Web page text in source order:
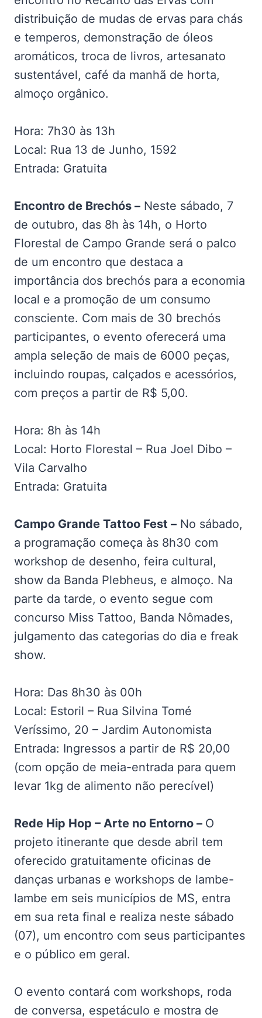
distribuição de mudas de ervas para chás
e temperos, demonstração de óleos
aromáticos, troca de livros, artesanato
sustentável, café da manhã de horta,
almoço orgânico.
Hora: 7h30 às 13h
Local: Rua 13 de Junho, 1592
Entrada: Gratuita
Encontro de Brechós – Neste sábado, 7
de outubro, das 8h às 14h, o Horto
Florestal de Campo Grande será o palco
de um encontro que destaca a
importância dos brechós para a economia
local e a promoção de um consumo
consciente. Com mais de 30 brechós
participantes, o evento oferecerá uma
ampla seleção de mais de 6000 peças,
incluindo roupas, calçados e acessórios,
com preços a partir de R$ 5,00.
Hora: 8h às 14h
Local: Horto Florestal – Rua Joel Dibo –
Vila Carvalho
Entrada: Gratuita
Campo Grande Tattoo Fest – No sábado,
a programação começa às 8h30 com
workshop de desenho, feira cultural,
show da Banda Plebheus, e almoço. Na
parte da tarde, o evento segue com
concurso Miss Tattoo, Banda Nômades,
julgamento das categorias do dia e freak
show.
Hora: Das 8h30 às 00h
Local: Estoril – Rua Silvina Tomé
Veríssimo, 20 – Jardim Autonomista
Entrada: Ingressos a partir de R$ 20,00
(com opção de meia-entrada para quem
levar 1kg de alimento não perecível)
Rede Hip Hop – Arte no Entorno – O
projeto itinerante que desde abril tem
oferecido gratuitamente oficinas de
danças urbanas e workshops de lambe-
lambe em seis municípios de MS, entra
em sua reta final e realiza neste sábado
(07), um encontro com seus participantes
e o público em geral.
O evento contará com workshops, roda
de conversa, espetáculo e mostra de